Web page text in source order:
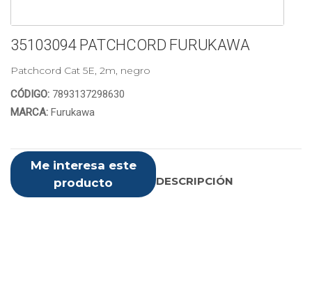
35103094 PATCHCORD FURUKAWA
Patchcord Cat 5E, 2m, negro
CÓDIGO: 7893137298630
MARCA: Furukawa
Me interesa este
producto
DESCRIPCIÓN